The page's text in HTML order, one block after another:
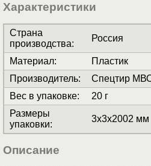
Характеристики
Страна
производства:
Россия
Материал:
Пластик
Производитель:
Спецтир
Вес в упаковке:
20 г
Размеры
упаковки:
3x3x2002 мм
Описание